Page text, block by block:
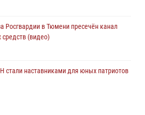
Яковлева
Росгвардии в Тюмени пресечён канал
средств (видео)
наставниками для юных патриотов